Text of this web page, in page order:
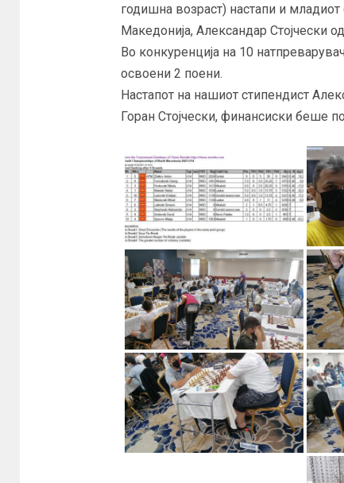
годишна возраст) настапи и
Македонија, Александар Стојчески
Во конкуренција на 10
освоени 2 поени.
Настапот на нашиот стипендист
Горан Стојчески, финансиски беше